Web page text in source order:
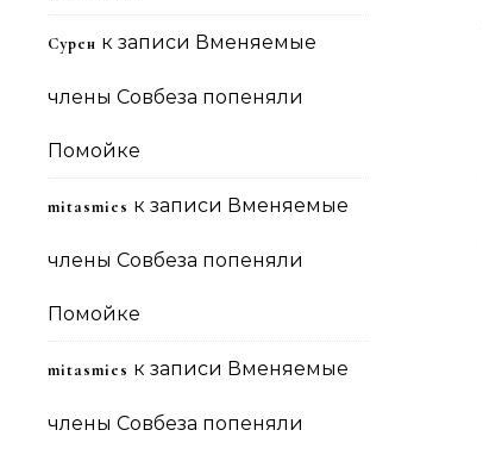
Сурен к записи Вменяемые
члены Совбеза попеняли
Помойке
mitasmies к записи Вменяемые
члены Совбеза попеняли
Помойке
mitasmies к записи Вменяемые
члены Совбеза попеняли